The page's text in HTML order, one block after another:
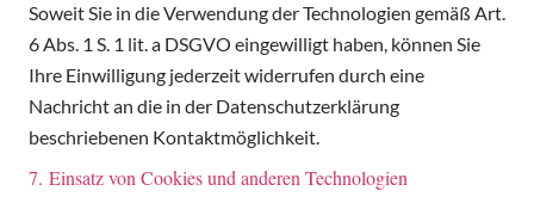
Soweit Sie in die Verwendung der Technologien gemäß Art.
6 Abs. 1 S. 1 lit. a DSGVO eingewilligt haben, können Sie
Ihre Einwilligung jederzeit widerrufen durch eine
Nachricht an die in der Datenschutzerklärung
beschriebenen Kontaktmöglichkeit.
7. Einsatz von Cookies und anderen Technologien